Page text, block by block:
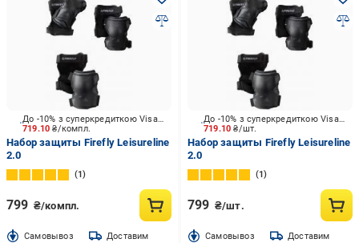
719.10₴/компл.
До -10% з суперкредиткою Visa Вигода
Набор защиты Firefly Leisureline
2.0
1
799 ₴/компл.
Cамовывоз Доставим
719.10₴/шт.
До -10% з суперкредиткою Visa Вигода
Набор защиты Firefly Leisureline
2.0
1
799 ₴/шт.
Cамовывоз Доставим